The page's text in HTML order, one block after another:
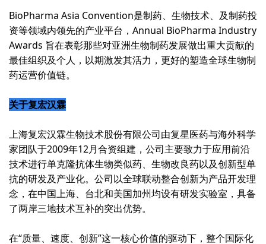
BioPharma Asia Convention是制药、生物技术、及制药投
资等领域内领先的产业平台，Annual BioPharma Industry
Awards 旨在表彰那些对亚洲生物制药发展做出重大贡献的
最佳组织及个人，以期激发其活力，更好的塑造全球生物制
药运营价值链。
关于复宏汉霖
上海复宏汉霖生物技术股份有限公司由复星医药与海外科学
家团队于2009年12月合资组建，公司主要致力于应用前沿
技术进行单克隆抗体生物类似药、生物改良药以及创新型单
抗的研发及产业化。公司以全球联动整合创新为产品开发理
念，在中国上海、台北和美国加州均设有研发实验室，具备
了两岸三地技术互补的突出优势。
在“质量、速度、创新”这一核心价值的驱动下，整个国际化